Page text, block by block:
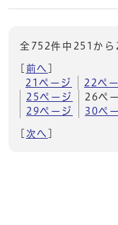
全752件中251から
前へ
21ページ
22ペ
25ページ
26ペ
29ページ
30ペ
次へ